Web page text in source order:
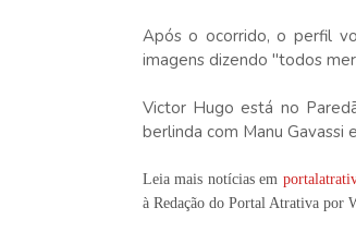
Após o ocorrido, o perfil
imagens dizendo "todos
Victor Hugo está no
berlinda com Manu Gavassi
Leia mais notícias em
à Redação do Portal Atrativa por